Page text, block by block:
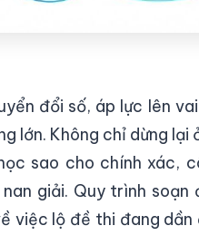
đổi số, áp lực lên
lớn. Không chỉ dừng
sao cho chính xác,
giải. Quy trình
việc lộ đề thi đang